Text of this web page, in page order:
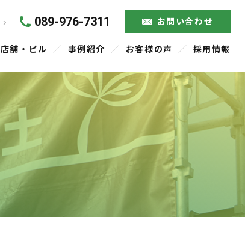
店舗・ビル 事例紹介 お客様の声 採用情報
089-976-7311 お問い合わせ